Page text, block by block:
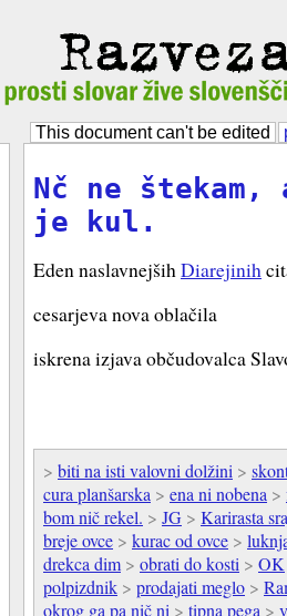
This document can't be edited
Nč ne štekam,
je kul.
Eden naslavnejšihDiarejinih
cesarjeva nova oblačila
iskrena izjava občudovalca
> biti na isti valovni dolžini >
cura planšarska > ena ni nobena >
bom nič rekel. > JG > Karirasta
breje ovce > kurac od ovce >
drekca dim > obrati do kosti > OK
polpizdnik > prodajati meglo >
okrog ga pa nič ni > tipna pega >